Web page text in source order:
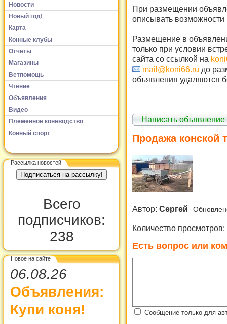
Новости
Новый год!
Карта
Конные клубы
Отчеты
Магазины
Ветпомощь
Чтение
Объявления
Видео
Племенное коневодство
Конный спорт
Рассылка новостей
Всего
подписчиков:
238
Новое на сайте
06.08.26
Объявления:
Купи коня!
При размещении
описывать возможности
Размещение в
только при условии
сайта со ссылкой на
mail@koni66.ru до
объявления удаляются
Написать объявление
Продажа конской
Автор: Сергей
Количество просмотров:
Есть вопрос или
Сообщение только для